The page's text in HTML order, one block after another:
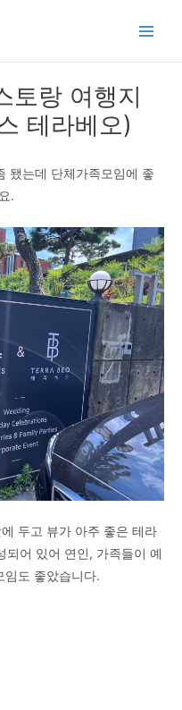
토랑 여행지
테라베오)
됐는데 단체가족모임에 좋
.
두고 뷰가 아주 좋은 테라
되어 있어 연인, 가족들이 예
임도 좋았습니다.